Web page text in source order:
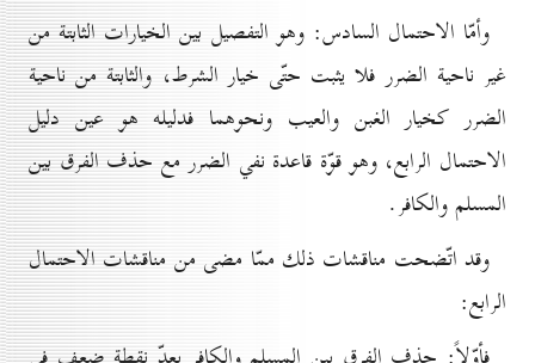
وأمّا الاحتمال السادس: وهو التفصيل بين الخيارات الثابتة من
غير ناحية الضرر فلا يثبت حتّى خيار الشرط، والثابتة من ناحية
الضرر كخيار الغبن والعيب ونحوهما فدليله هو عين دليل
الاحتمال الرابع، وهو قوّة قاعدة نفي الضرر مع حذف الفرق بين
المسلم والكافر.
وقد اتّضحت مناقشات ذلك ممّا مضى من مناقشات الاحتمال
الرابع: